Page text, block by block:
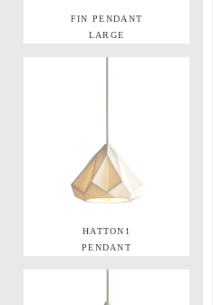
FIN PENDANT
LARGE
HATTON1
PENDANT